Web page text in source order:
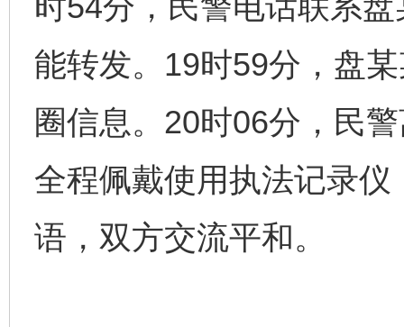
能转发。19时59分，盘
圈信息。20时06分，民
全程佩戴使用执法记录
语，双方交流平和。